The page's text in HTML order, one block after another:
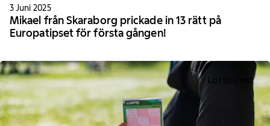
3 Juni 2025
Mikael från Skaraborg prickade in 13 rätt på
Europatipset för första gången!
Lottovinst